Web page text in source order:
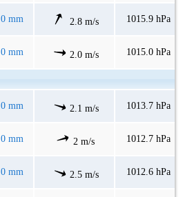
0 mm 2.8 m/s 1015.9 hPa
0 mm 2.0 m/s 1015.0 hPa
0 mm 2.1 m/s 1013.7 hPa
0 mm 2 m/s 1012.7 hPa
0 mm 2.5 m/s 1012.6 hPa